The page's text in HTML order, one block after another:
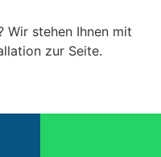
Wir stehen Ihnen mit
zur Seite.